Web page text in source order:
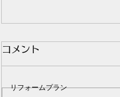
コメント
リフォームプラン